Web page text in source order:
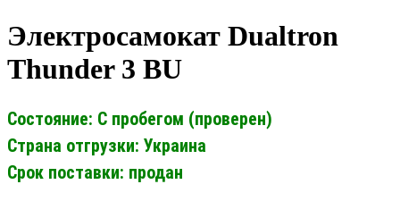
Электросамокат Dualtron
Thunder 3 BU
Состояние: С пробегом (проверен)
Страна отгрузки: Украина
Срок поставки: продан